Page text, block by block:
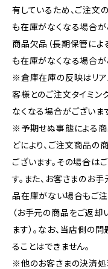
有しているため、ご注文
も在庫がなくなる場合が
商品欠品（長期保管によ
も在庫がなくなる場合が
※倉庫在庫の反映はリア
客様とのご注文タイミン
なくなる場合がございま
※予期せぬ事態による商
どにより、ご注文商品の
ございます。その場合は
す。また、お客さまのお
品在庫がない場合もご注
（お手元の商品をご返
ます）。なお、当店側の
ることはできません。
※他のお客さまの決済処